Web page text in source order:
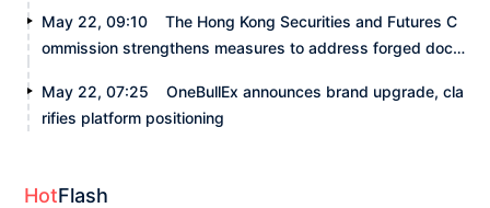
May 22, 09:10
The Hong Kong Securities and Futures C
ommission strengthens measures to address forged docu
May 22, 07:25
OneBullEx announces brand upgrade, cla
rifies platform positioning
HotFlash